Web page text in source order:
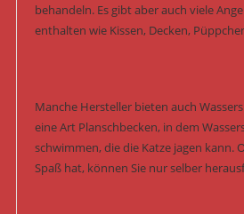
behandeln. Es gibt aber auch viele
enthalten wie Kissen, Decken,
Manche Hersteller bieten auch
eine Art Planschbecken, in dem
schwimmen, die die Katze jagen kann.
Spaß hat, können Sie nur selber